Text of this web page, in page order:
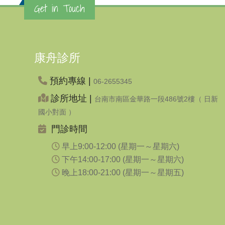
Get in Touch
康舟診所
預約專線 | 06-2655345
診所地址 |
台南市南區金華路一段486號2樓（ 日新
國小對面 ）
門診時間
早上9:00-12:00 (星期一～星期六)
下午14:00-17:00 (星期一～星期六)
晚上18:00-21:00 (星期一～星期五)